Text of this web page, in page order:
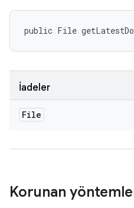
public File
İadeler
File
Korunan